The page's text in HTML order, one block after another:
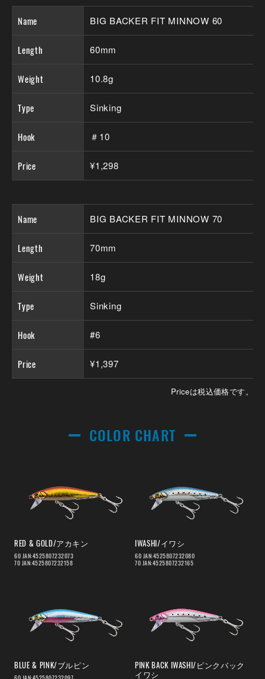
Name BIG BACKER FIT MINNOW 60
Length 60mm
Weight 10.8g
Type Sinking
Hook ＃10
Price ¥1,298
Name BIG BACKER FIT MINNOW 70
Length 70mm
Weight 18g
Type Sinking
Hook #6
Price ¥1,397
Priceは税込価格です。
COLOR CHART
RED & GOLD/アカキン
60 JAN:4525807232073
70 JAN:4525807232158
IWASHI/イワシ
60 JAN:4525807232080
70 JAN:4525807232165
BLUE & PINK/ブルピン PINK BACK IWASHI/ピンクバック
イワシ